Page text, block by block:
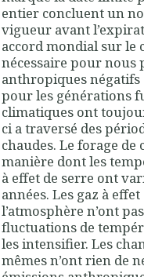
entier concluent un
vigueur avant
accord mondial sur le
nécessaire pour nous
anthropiques
pour les générations
climatiques ont
ci a traversé des
chaudes. Le forage
manière dont les
à effet de serre ont
années. Les gaz à
l’atmosphère n’ont
fluctuations de
les intensifier. Les
mêmes n’ont rien de